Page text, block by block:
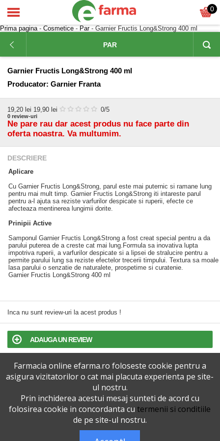
0
Prima pagina- Cosmetice - Par- Garnier Fructis Long&Strong 400 ml
PAR
Garnier Fructis Long&Strong 400 ml
Producator: Garnier Franta
19,20 lei 19,90 lei 0/5
0 review-uri
Ne pare rau dar acest produs nu face parte din
oferta noastra. Va multumim.
DESCRIERE
Aplicare
Cu Garnier Fructis Long&Strong, parul este mai puternic si ramane lung
pentru mai mult timp. Garnier Fructis Long&Strong iti intareste parul
pentru a-l ajuta sa reziste varfurilor despicate si ruperii, efecte ce
afecteaza mentinerea lungimii dorite.
Prinipii Active
Samponul Garnier Fructis Long&Strong a fost creat special pentru a da
parului puterea de a creste cat mai lung.Formula sa inovativa lupta
impotriva ruperii, a varfurilor despicate si a lipsei de stralucire pentru a
permite parului lung sa reziste efectelor trecerii timpului. Textura sa moale
lasa parului o senzatie de naturalete, prospetime si curatenie.
Garnier Fructis Long&Strong 400 ml
Inca nu sunt review-uri la acest produs !
ADAUGA UN REVIEW
TERMENI SI CONDITII
POLITICA DE CONFIDENTIALITATE
VERSIUNEA DESKTOP
Farmacia online efarma.ro foloseste cookie pentru a
asigura vizitatorilor o cat mai placuta experienta pe site-
ul nostru.
Prin inchiderea acestui mesaj sunteti de acord cu
folosirea cookie in concordanta cu termenii si conditiile
de pe site-ul nostru.